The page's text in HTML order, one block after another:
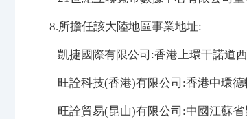
8.所擔任該大陸地區事業地址:
凱捷國際有限公司:香港上環干諾道
旺詮科技(香港)有限公司:香港中環
旺詮貿易(昆山)有限公司:中國江蘇